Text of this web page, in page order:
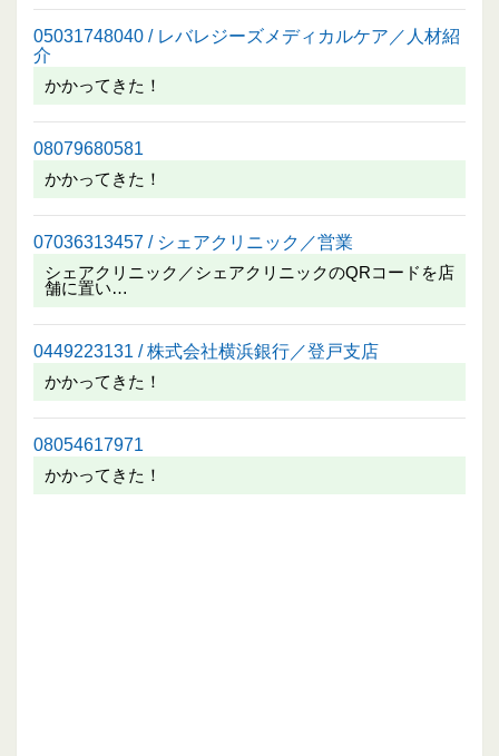
05031748040 / レバレジーズメディカルケア／人材紹
介
かかってきた！
08079680581
かかってきた！
07036313457 / シェアクリニック／営業
シェアクリニック／シェアクリニックのQRコードを店
舗に置い…
0449223131 / 株式会社横浜銀行／登戸支店
かかってきた！
08054617971
かかってきた！